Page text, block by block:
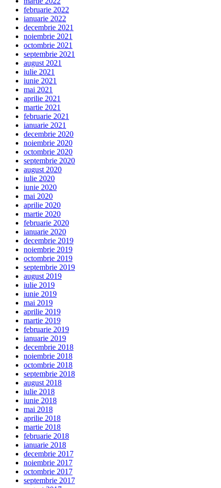
februarie 2022
ianuarie 2022
decembrie 2021
noiembrie 2021
octombrie 2021
septembrie 2021
august 2021
iulie 2021
iunie 2021
mai 2021
aprilie 2021
martie 2021
februarie 2021
ianuarie 2021
decembrie 2020
noiembrie 2020
octombrie 2020
septembrie 2020
august 2020
iulie 2020
iunie 2020
mai 2020
aprilie 2020
martie 2020
februarie 2020
ianuarie 2020
decembrie 2019
noiembrie 2019
octombrie 2019
septembrie 2019
august 2019
iulie 2019
iunie 2019
mai 2019
aprilie 2019
martie 2019
februarie 2019
ianuarie 2019
decembrie 2018
noiembrie 2018
octombrie 2018
septembrie 2018
august 2018
iulie 2018
iunie 2018
mai 2018
aprilie 2018
martie 2018
februarie 2018
ianuarie 2018
decembrie 2017
noiembrie 2017
octombrie 2017
septembrie 2017